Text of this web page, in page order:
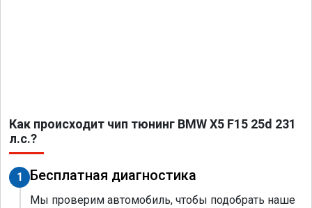
Как происходит чип тюнинг BMW X5 F15 25d 231
л.с.?
1 Бесплатная диагностика
Мы проверим автомобиль, чтобы подобрать наше